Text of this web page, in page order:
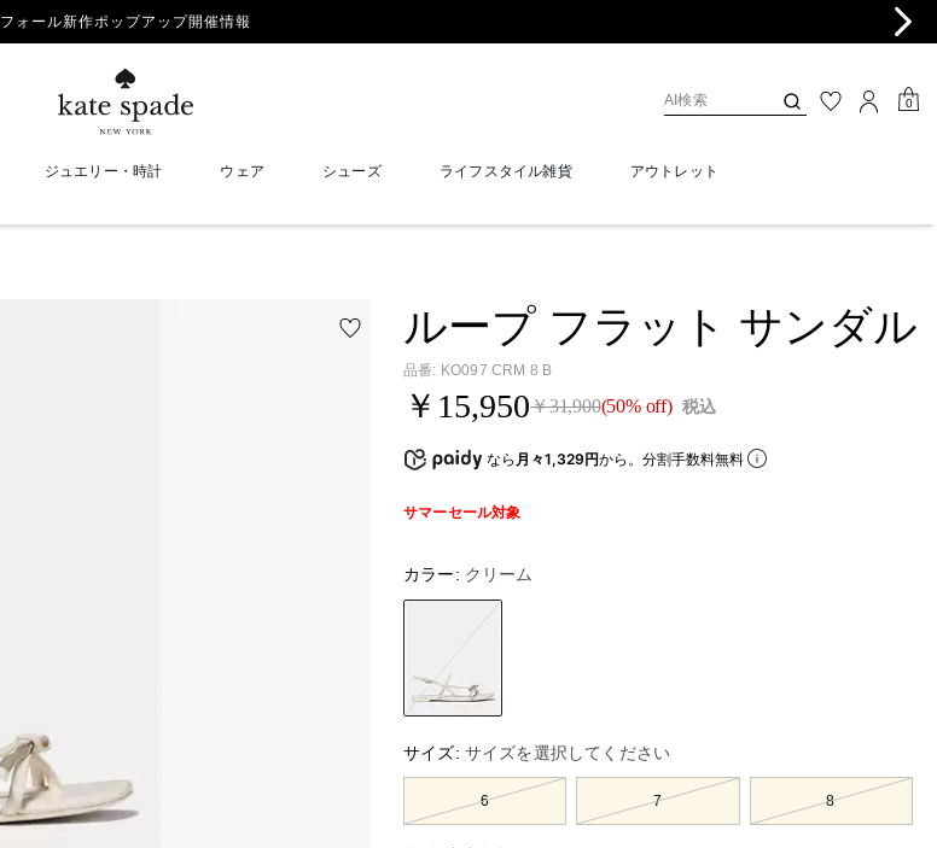
フォール新作ポップアップ開催情報
0
ジュエリー・時計 ウェア シューズ ライフスタイル雑貨 アウトレット
ループ フラット サンダル
品番: KO097 CRM 8 B
￥15,950￥31,900(50% off) 税込
なら 月々1,329円から。分割手数料無料
サマーセール対象
カラー: クリーム
サイズ: サイズを選択してください
6 7 8